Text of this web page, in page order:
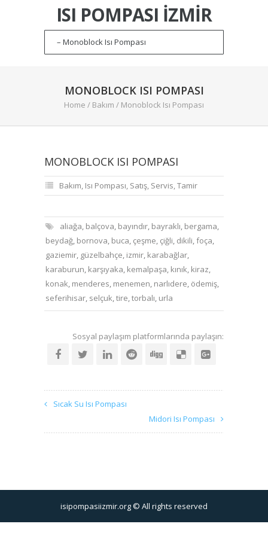
ISI POMPASI İZMIR
MONOBLOCK ISI POMPASI
Home / Bakım / Monoblock Isı Pompası
MONOBLOCK ISI POMPASI
Bakım, Isı Pompası, Satış, Servis,Tamir
aliağa, balçova, bayındır, bayraklı, bergama,
beydağ, bornova, buca, çeşme, çiğli, dikili,foça,
gaziemir, güzelbahçe, izmir, karabağlar,
karaburun, karşıyaka, kemalpaşa, kınık, kiraz,
konak, menderes, menemen, narlıdere, ödemiş,
seferihisar, selçuk,tire,torbalı, urla
Sosyal paylaşım platformlarında paylaşın:
Sıcak Su Isı Pompası
Midori Isı Pompası
isipompasiizmir.org © All rights reserved